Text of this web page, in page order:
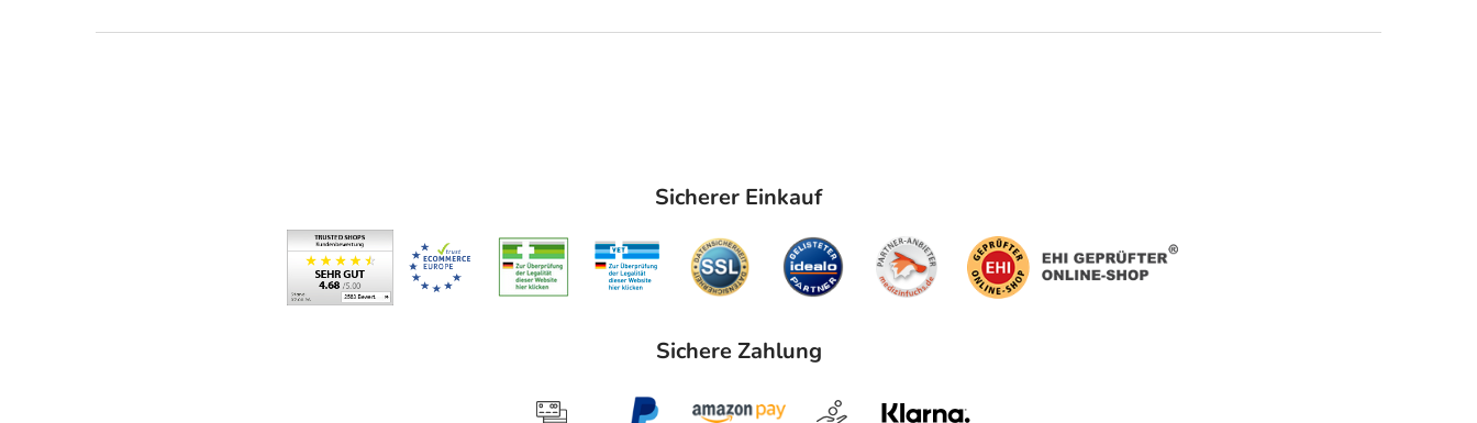
Sicherer Einkauf
Sichere Zahlung